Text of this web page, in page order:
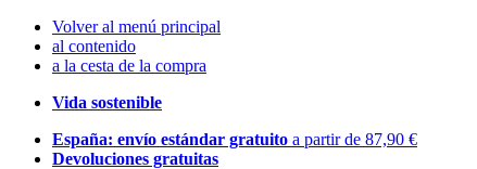
Volver al menú principal
al contenido
a la cesta de la compra
Vida sostenible
España: envío estándar gratuito a partir de 87,90 €
Devoluciones gratuitas